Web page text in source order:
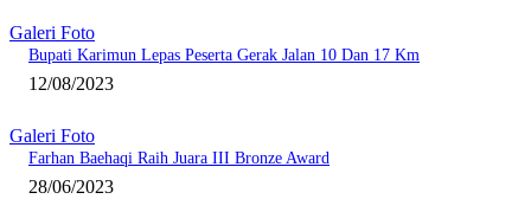
Galeri Foto
Bupati Karimun Lepas Peserta Gerak Jalan 10 Dan 17 Km
12/08/2023
Galeri Foto
Farhan Baehaqi Raih Juara III Bronze Award
28/06/2023